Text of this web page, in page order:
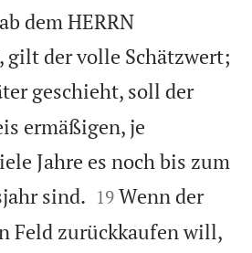
dem HERRN
gilt der volle Schätzwert;
geschieht, soll der
ermäßigen, je
Jahre es noch bis zum
sind. 

19 Wenn der
Feld zurückkaufen will,